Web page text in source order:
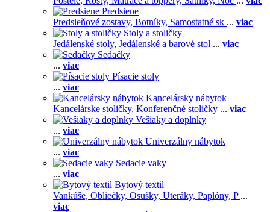
Predsiene
Predsieňové zostavy, Botníky, Samostatné sk ... viac
Stoly a stoličky
Jedálenské stoly, Jedálenské a barové stol ... viac
Sedačky
... viac
Písacie stoly
... viac
Kancelársky nábytok
Kancelárske stoličky, Konferenčné stoličky ... viac
Vešiaky a doplnky
... viac
Univerzálny nábytok
... viac
Sedacie vaky
... viac
Bytový textil
Vankúše, Obliečky, Osušky, Uteráky, Paplóny, P ...
viac